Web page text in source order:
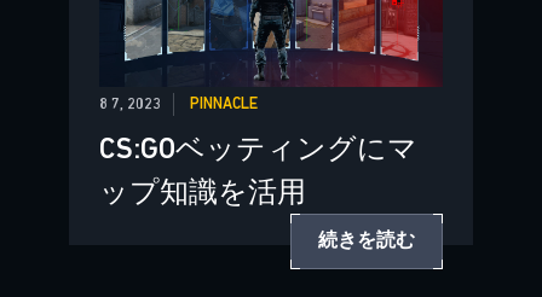
8 7, 2023 PINNACLE
CS:GOベッティングにマ
ップ知識を活用
続きを読む